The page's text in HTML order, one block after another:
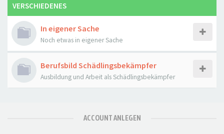
VERSCHIEDENES
In eigener Sache
Noch etwas in eigener Sache
Berufsbild Schädlingsbekämpfer
Ausbildung und Arbeit als Schädlingsbekämpfer
ACCOUNT ANLEGEN